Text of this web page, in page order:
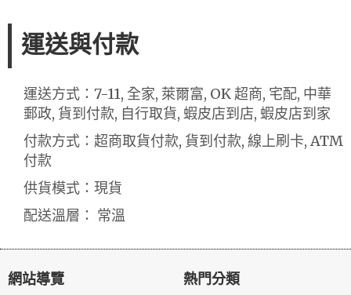
運送與付款
運送方式：7-11, 全家, 萊爾富, OK 超商, 宅配, 中華
郵政, 貨到付款, 自行取貨, 蝦皮店到店, 蝦皮店到家
付款方式：超商取貨付款, 貨到付款, 線上刷卡, ATM
付款
供貨模式：現貨
配送溫層： 常溫
網站導覽 熱門分類